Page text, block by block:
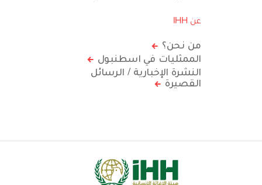
عن IHH
من نحن؟
الممثليات في اسطنبول
النشرة الإخبارية / الرسائل
القصيرة